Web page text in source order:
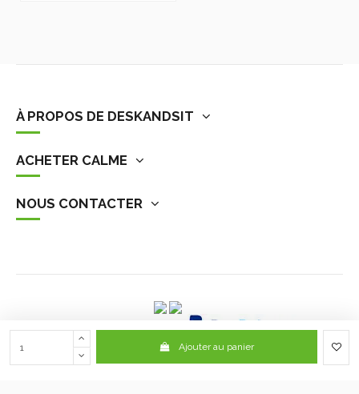
Ajouter au panier
À PROPOS DE DESKANDSIT
ACHETER CALME
NOUS CONTACTER